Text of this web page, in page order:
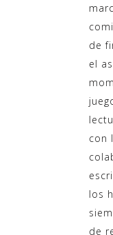
de
el
con
los
de